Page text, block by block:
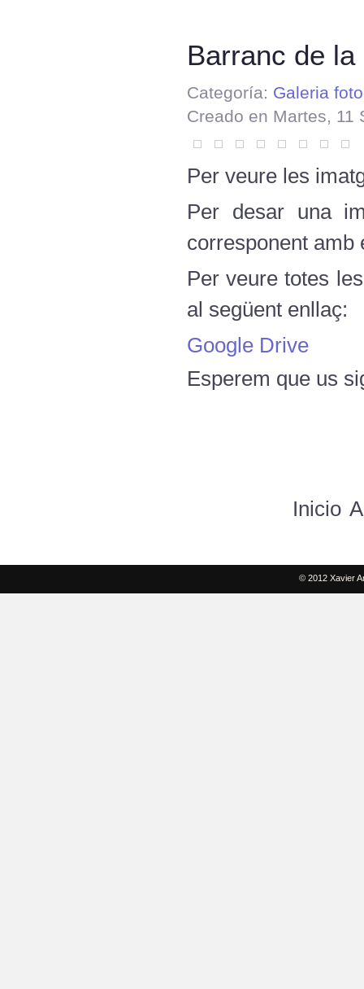
Barranc de
Categoría: Galeria
Creado en Martes, 11
Per veure les
Per desar una
corresponent amb
Per veure totes
al següent enllaç:
Google Drive
Esperem que us
Inicio
© 2012 Xavier